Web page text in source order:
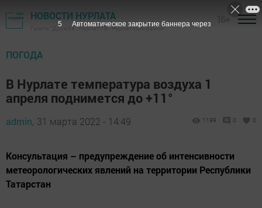
НОВОСТИ НУРЛАТА
Газета "Дружба", Нурлат ТВ - Нурлатский район
ПОГОДА
В Нурлате температура воздуха 1
апреля поднимется до +11°
admin, 31 марта 2022 - 14:49 1199 0 0
Консультация – предупреждение об интенсивности
метеорологических явлений на территории Республики
Татарстан
4 Автоматическое закрытие баннера через